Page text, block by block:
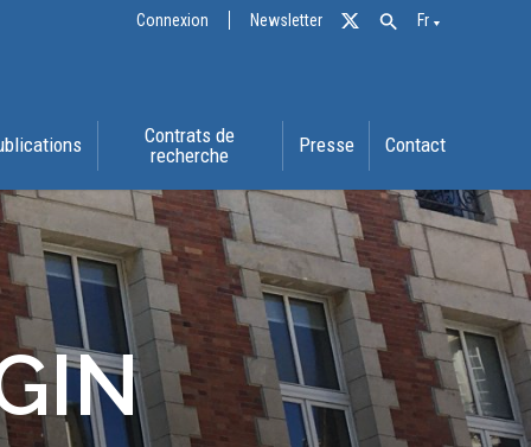
Connexion Newsletter Fr
Contrats de
recherche
Presse Contact